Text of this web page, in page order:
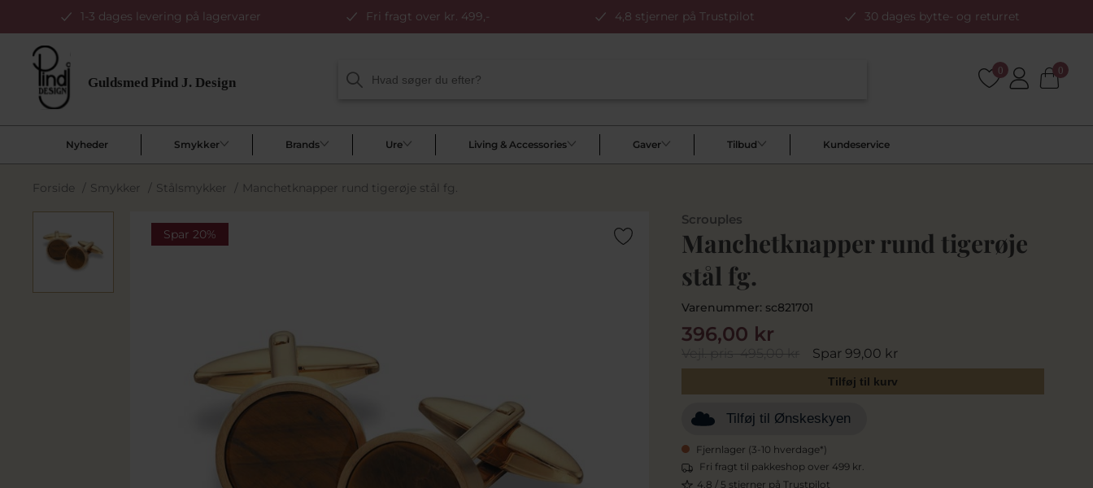
1-3 dages levering på lagervarer Fri fragt over kr. 499,- 4,8 stjerner på Trustpilot 30 dages bytte- og returret
0 0
Nyheder Smykker Brands Ure Living & Accessories Gaver Tilbud Kundeservice
Forside / Smykker / Stålsmykker / Manchetknapper rund tigerøje stål fg.
Spar 20%
Scrouples
Manchetknapper rund tigerøje
stål fg.
Varenummer: sc821701
Vejl. pris495,00 kr Spar 99,00 kr
396,00 kr
Tilføj til kurv
Tilføj til Ønskeskyen
Fjernlager (3-10 hverdage*)
Fri fragt til pakkeshop over 499 kr.
4,8 / 5 stjerner på Trustpilot